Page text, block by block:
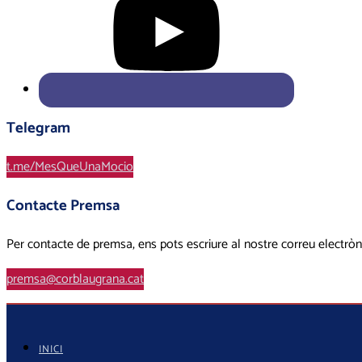
Telegram
t.me/MesQueUnaMocio
Contacte Premsa
Per contacte de premsa, ens pots escriure al nostre correu
premsa@corblaugrana.cat
INICI